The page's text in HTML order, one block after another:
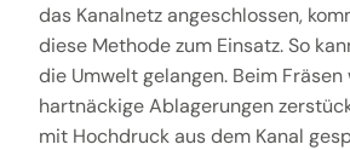
das Kanalnetz angeschlossen,
diese Methode zum Einsatz. So
die Umwelt gelangen. Beim Fräsen
hartnäckige Ablagerungen
mit Hochdruck aus dem Kanal